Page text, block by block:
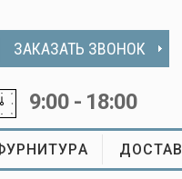
ЗАКАЗАТЬ ЗВОНОК
9:00 - 18:00